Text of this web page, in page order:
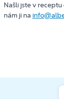
Našli jste v
nám ji na